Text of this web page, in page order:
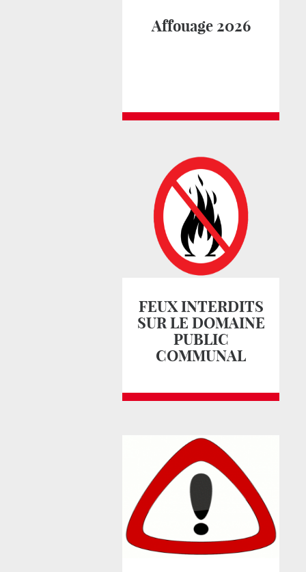
Affouage 2026
FEUX INTERDITS
SUR LE DOMAINE
PUBLIC
COMMUNAL